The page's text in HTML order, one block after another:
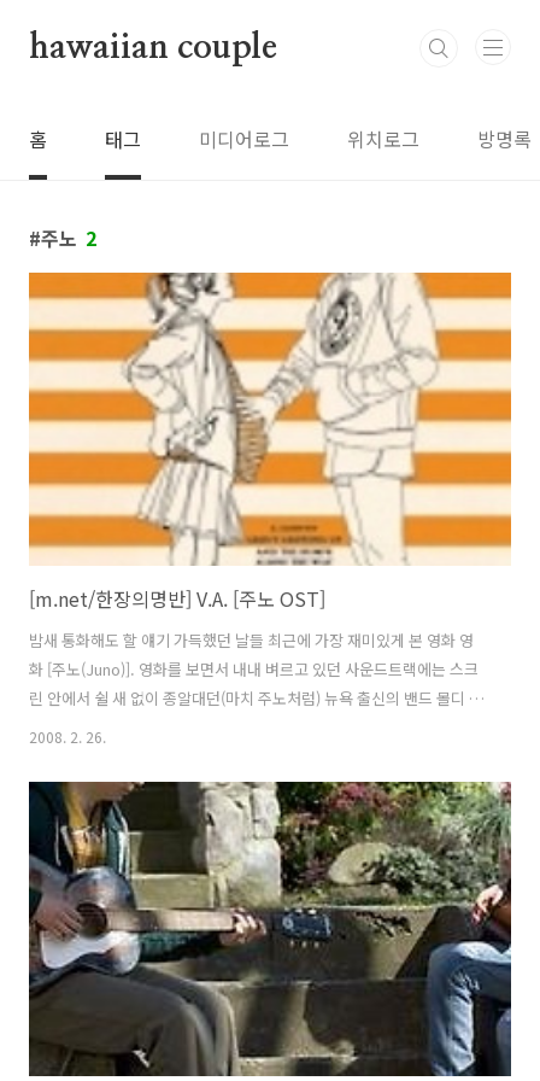
hawaiian couple
홈 태그 미디어로그 위치로그 방명록
주노 2
[m.net/한장의명반] V.A. [주노 OST]
밤새 통화해도 할 얘기 가득했던 날들 최근에 가장 재미있게 본 영화 영
화 [주노(Juno)]. 영화를 보면서 내내 벼르고 있던 사운드트랙에는 스크
린 안에서 쉴 새 없이 종알대던(마치 주노처럼) 뉴욕 출신의 밴드 몰디 피
치스(The Moldy Peaches)가 있었다. 특히 가장 많은 트랙을 소화한 이
싶을 정도로 평범한 일상을 친근하게 노래한다. 원래는 열 아홉 트랙이
실려있으나 온라인으로는 7곡만 공개되었다. 이 중 가장 많은 이들이 감
동받은 곡은 바로 주노와 블리커(Michael Cera)가 가사까지 바꿔부를
정도로 아끼는 곡 'Anyone Else But You'. 닭살 가사 하나 없이 덤덤하
게 주고 받는 풋풋한 호흡 만..
2008. 2. 26.